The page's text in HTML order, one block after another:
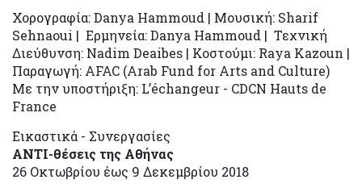
Χορογραφία: Danya Hammoud | Μουσική: Sharif
Sehnaoui | Ερμηνεία: Danya Hammoud | Τεχνική
Διεύθυνση: Nadim Deaibes | Κοστούμι: Raya Kazoun |
Παραγωγή: AFAC (Arab Fund for Arts and Culture)
Με την υποστήριξη: L’échangeur - CDCN Hauts de
France
Εικαστικά - Συνεργασίες
ΑΝΤΙ-θέσεις της Αθήνας
26 Οκτωβρίου έως 9 Δεκεμβρίου 2018